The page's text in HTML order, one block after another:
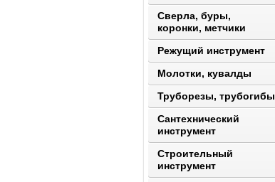
Сверла, буры,
коронки, метчики
Режущий инструмент
Молотки, кувалды
Труборезы, трубогибы
Сантехнический
инструмент
Строительный
инструмент